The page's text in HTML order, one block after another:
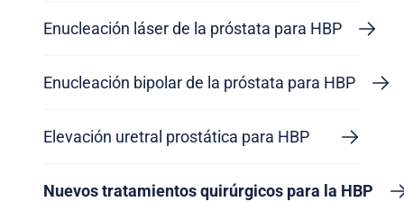
Enucleación láser de la próstata para HBP
Enucleación bipolar de la próstata para HBP
Elevación uretral prostática para HBP
Nuevos tratamientos quirúrgicos para la HBP